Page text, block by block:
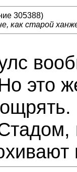
305388)
как старой
это